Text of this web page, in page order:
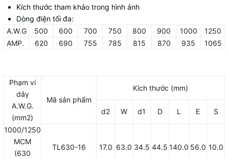
Kích thước tham khảo trong hình ảnh
Dòng điện tối đa:
A.W.G
500 600 700 750 800 900 1000
1250
AMP.
620 690 755 785 815 870 935 1065
Phạm vi
dây
A.W.G.
(mm2)
Mã sản phẩm
Kích thước (mm)
d2 W d1 D L E S
1000/1250
MCM
(630
TL630-16 17.0 63.0 34.5 44.5 140.0 56.0 10.0